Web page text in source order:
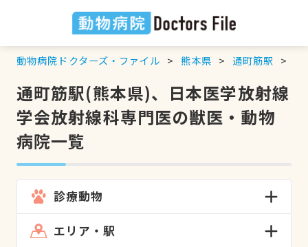
動物病院ドクターズ・ファイル 熊本県 通町筋駅
通町筋駅(熊本県)、日本医学放射線
学会放射線科専門医の獣医・動物
病院一覧
診療動物
エリア・駅